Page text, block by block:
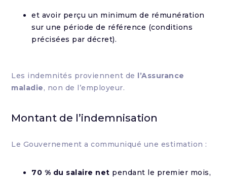
et avoir perçu un minimum de rémunération
sur une période de référence (conditions
précisées par décret).
Les indemnités proviennent de l’Assurance
maladie, non de l’employeur.
Montant de l’indemnisation
Le Gouvernement a communiqué une estimation :
70 % du salaire net pendant le premier mois,